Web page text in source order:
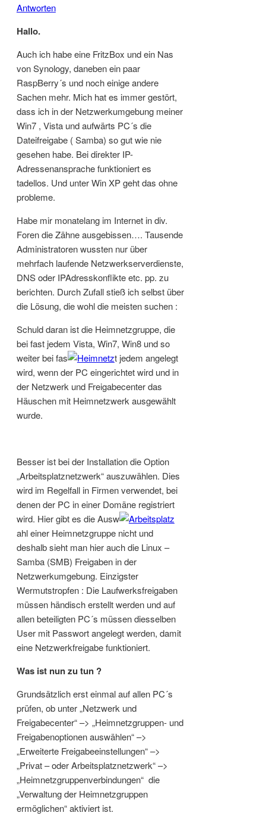
Antworten
Hallo.
Auch ich habe eine FritzBox und ein Nas
von Synology, daneben ein paar
RaspBerry´s und noch einige andere
Sachen mehr. Mich hat es immer gestört,
dass ich in der Netzwerkumgebung meiner
Win7 , Vista und aufwärts PC´s die
Dateifreigabe ( Samba) so gut wie nie
gesehen habe. Bei direkter IP-
Adressenansprache funktioniert es
tadellos. Und unter Win XP geht das ohne
probleme.
Habe mir monatelang im Internet in div.
Foren die Zähne ausgebissen…. Tausende
Administratoren wussten nur über
mehrfach laufende Netzwerkserverdienste,
DNS oder IPAdresskonflikte etc. pp. zu
berichten. Durch Zufall stieß ich selbst über
die Lösung, die wohl die meisten suchen :
Schuld daran ist die Heimnetzgruppe, die
bei fast jedem Vista, Win7, Win8 und so
weiter bei fas
t jedem angelegt
wird, wenn der PC eingerichtet wird und in
der Netzwerk und Freigabecenter das
Häuschen mit Heimnetzwerk ausgewählt
wurde.
Besser ist bei der Installation die Option
„Arbeitsplatznetzwerk“ auszuwählen. Dies
wird im Regelfall in Firmen verwendet, bei
denen der PC in einer Domäne registriert
wird. Hier gibt es die Ausw
ahl einer Heimnetzgruppe nicht und
deshalb sieht man hier auch die Linux –
Samba (SMB) Freigaben in der
Netzwerkumgebung. Einzigster
Wermutstropfen : Die Laufwerksfreigaben
müssen händisch erstellt werden und auf
allen beteiligten PC´s müssen diesselben
User mit Passwort angelegt werden, damit
eine Netzwerkfreigabe funktioniert.
Was ist nun zu tun ?
Grundsätzlich erst einmal auf allen PC´s
prüfen, ob unter „Netzwerk und
Freigabecenter“ –> „Heimnetzgruppen- und
Freigabenoptionen auswählen“ –>
„Erweiterte Freigabeeinstellungen“ –>
„Privat – oder Arbeitsplatznetzwerk“ –>
„Heimnetzgruppenverbindungen“ die
„Verwaltung der Heimnetzgruppen
ermöglichen“ aktiviert ist.